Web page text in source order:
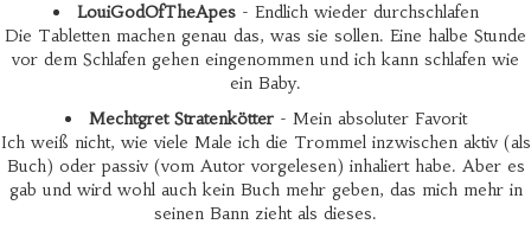
LouiGodOfTheApes- Endlich wieder durchschlafen
Die Tabletten machen genau das, was sie sollen. Eine halbe Stunde
vor dem Schlafen gehen eingenommen und ich kann schlafen wie
ein Baby.
Mechtgret Stratenkötter- Mein absoluter Favorit
Ich weiß nicht, wie viele Male ich die Trommel inzwischen aktiv (als
Buch) oder passiv (vom Autor vorgelesen) inhaliert habe. Aber es
gab und wird wohl auch kein Buch mehr geben, das mich mehr in
seinen Bann zieht als dieses.